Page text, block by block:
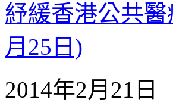
紓緩香港公共
月25日)
2014年2月21日